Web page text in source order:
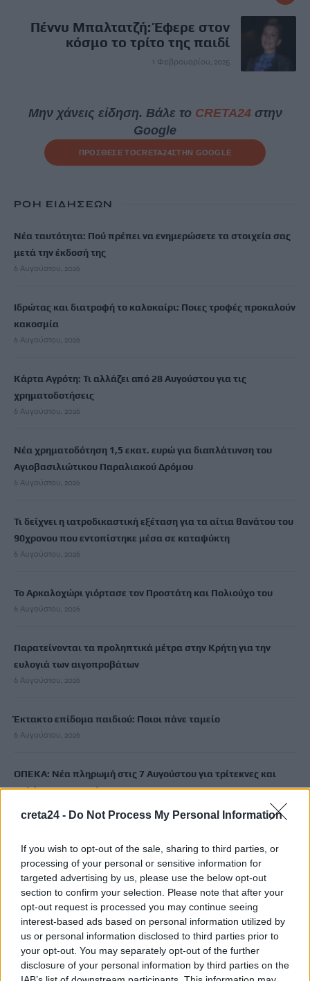
creta24 - Do Not Process My Personal Information
If you wish to opt-out of the sale, sharing to third parties, or
processing of your personal or sensitive information for
targeted advertising by us, please use the below opt-out
section to confirm your selection. Please note that after your
opt-out request is processed you may continue seeing
interest-based ads based on personal information utilized by
us or personal information disclosed to third parties prior to
your opt-out. You may separately opt-out of the further
disclosure of your personal information by third parties on the
Πέννυ Μπαλτατζή: Έφερε στον
κόσμο το τρίτο της παιδί
1 Φεβρουαρίου, 2025
Μην χάνεις είδηση. Βάλε το CRETA24στην
Google
ΠΡΟΣΘΕΣΕ ΤΟCRETA24ΣΤΗΝ GOOGLE
ΡΟΗ ΕΙΔΗΣΕΩΝ
Νέα ταυτότητα: Πού πρέπει να ενημερώσετε τα στοιχεία σας
μετά την έκδοσή της
6 Αυγούστου, 2026
Ιδρώτας και διατροφή το καλοκαίρι: Ποιες τροφές προκαλούν
κακοσμία
6 Αυγούστου, 2026
Κάρτα Αγρότη: Τι αλλάζει από 28 Αυγούστου για τις
χρηματοδοτήσεις
6 Αυγούστου, 2026
Νέα χρηματοδότηση 1,5 εκατ. ευρώ για διαπλάτυνση του
Αγιοβασιλιώτικου Παραλιακού Δρόμου
6 Αυγούστου, 2026
Τι δείχνει η ιατροδικαστική εξέταση για τα αίτια θανάτου του
90χρονου που εντοπίστηκε μέσα σε καταψύκτη
6 Αυγούστου, 2026
Το Αρκαλοχώρι γιόρτασε τον Προστάτη και Πολιούχο του
6 Αυγούστου, 2026
Παρατείνονται τα προληπτικά μέτρα στην Κρήτη για την
ευλογιά των αιγοπροβάτων
6 Αυγούστου, 2026
Έκτακτο επίδομα παιδιού: Ποιοι πάνε ταμείο
6 Αυγούστου, 2026
ΟΠΕΚΑ: Νέα πληρωμή στις 7 Αυγούστου για τρίτεκνες και
πολύτεκνες οικογένειες
TRENDING